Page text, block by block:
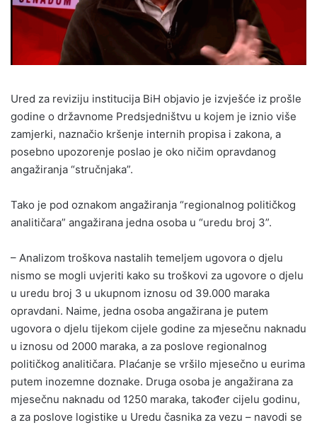
Ured za reviziju institucija BiH objavio je izvješće iz prošle
godine o državnome Predsjedništvu u kojem je iznio više
zamjerki, naznačio kršenje internih propisa i zakona, a
posebno upozorenje poslao je oko ničim opravdanog
angažiranja “stručnjaka”.
Tako je pod oznakom angažiranja “regionalnog političkog
analitičara” angažirana jedna osoba u “uredu broj 3”.
– Analizom troškova nastalih temeljem ugovora o djelu
nismo se mogli uvjeriti kako su troškovi za ugovore o djelu
u uredu broj 3 u ukupnom iznosu od 39.000 maraka
opravdani. Naime, jedna osoba angažirana je putem
ugovora o djelu tijekom cijele godine za mjesečnu naknadu
u iznosu od 2000 maraka, a za poslove regionalnog
političkog analitičara. Plaćanje se vršilo mjesečno u eurima
putem inozemne doznake. Druga osoba je angažirana za
mjesečnu naknadu od 1250 maraka, također cijelu godinu,
a za poslove logistike u Uredu časnika za vezu – navodi se